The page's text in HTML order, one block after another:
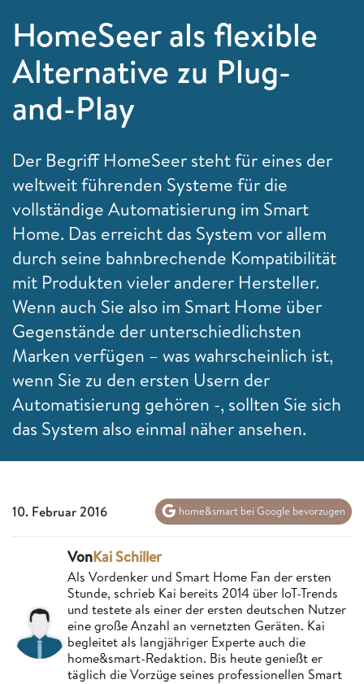
HomeSeer als flexible
Alternative zu Plug-
and-Play
Der Begriff HomeSeer steht für eines der
weltweit führenden Systeme für die
vollständige Automatisierung im Smart
Home. Das erreicht das System vor allem
durch seine bahnbrechende Kompatibilität
mit Produkten vieler anderer Hersteller.
Wenn auch Sie also im Smart Home über
Gegenstände der unterschiedlichsten
Marken verfügen – was wahrscheinlich ist,
wenn Sie zu den ersten Usern der
Automatisierung gehören -, sollten Sie sich
das System also einmal näher ansehen.
10. Februar 2016 home&smart bei Google bevorzugen
VonKai Schiller
Als Vordenker und Smart Home Fan der ersten
Stunde, schrieb Kai bereits 2014 über IoT-Trends
und testete als einer der ersten deutschen Nutzer
eine große Anzahl an vernetzten Geräten. Kai
begleitet als langjähriger Experte auch die
home&smart-Redaktion. Bis heute genießt er
täglich die Vorzüge seines professionellen Smart